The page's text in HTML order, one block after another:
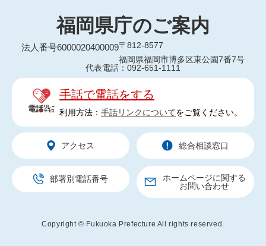
福岡県庁のご案内
法人番号6000020400009〒812-8577
福岡県福岡市博多区東公園7番7号
代表電話：092-651-1111
手話で電話をする
利用方法： 手話リンクについてをご覧ください。
アクセス 総合相談窓口
部署別電話番号
ホームページに関する
お問い合わせ
Copyright © Fukuoka Prefecture All rights reserved.